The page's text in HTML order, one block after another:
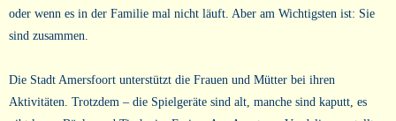
oder wenn es in der Familie mal nicht läuft. Aber am Wichtigsten ist: Sie
sind zusammen.
Die Stadt Amersfoort unterstützt die Frauen und Mütter bei ihren
Aktivitäten. Trotzdem – die Spielgeräte sind alt, manche sind kaputt, es